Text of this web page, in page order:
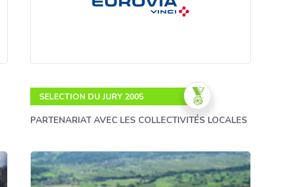
SELECTION DU JURY 2005
PARTENARIAT AVEC LES COLLECTIVITÉS LOCALES
Concilier intérêts